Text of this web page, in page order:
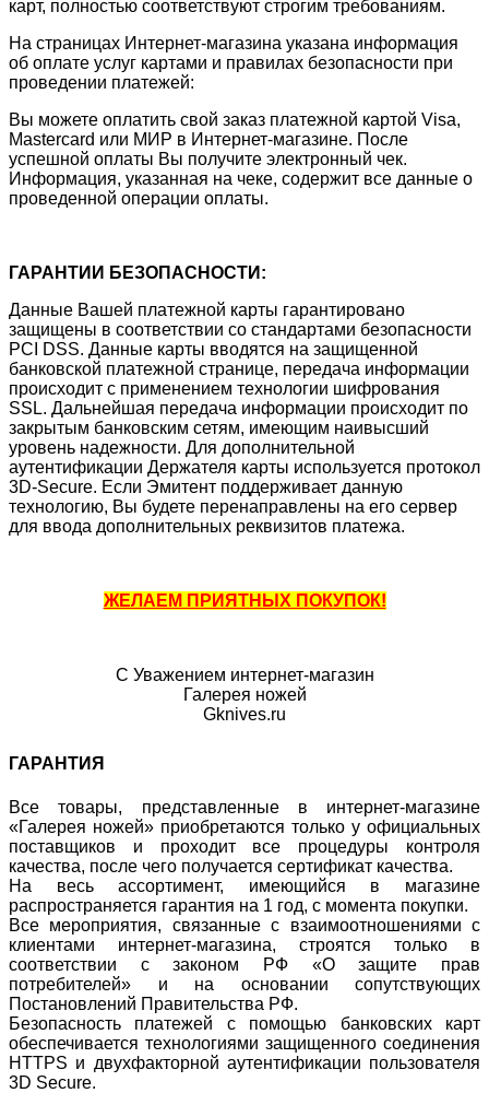
карт, полностью соответствуют строгим требованиям.
На страницах Интернет-магазина указана информация
об оплате услуг картами и правилах безопасности при
проведении платежей:
Вы можете оплатить свой заказ платежной картой Visa,
Mastercard или МИР в Интернет-магазине. После
успешной оплаты Вы получите электронный чек.
Информация, указанная на чеке, содержит все данные о
проведенной операции оплаты.
ГАРАНТИИ БЕЗОПАСНОСТИ:
Данные Вашей платежной карты гарантировано
защищены в соответствии со стандартами безопасности
PCI DSS. Данные карты вводятся на защищенной
банковской платежной странице, передача информации
происходит с применением технологии шифрования
SSL. Дальнейшая передача информации происходит по
закрытым банковским сетям, имеющим наивысший
уровень надежности. Для дополнительной
аутентификации Держателя карты используется протокол
3D-Secure. Если Эмитент поддерживает данную
технологию, Вы будете перенаправлены на его сервер
для ввода дополнительных реквизитов платежа.
ЖЕЛАЕМ ПРИЯТНЫХ ПОКУПОК!
С Уважением интернет-магазин
Галерея ножей
Gknives.ru
ГАРАНТИЯ
Все товары, представленные в интернет-магазине
«Галерея ножей» приобретаются только у официальных
поставщиков и проходит все процедуры контроля
качества, после чего получается сертификат качества.
На весь ассортимент, имеющийся в магазине
распространяется гарантия на 1 год, с момента покупки.
Все мероприятия, связанные с взаимоотношениями с
клиентами интернет-магазина, строятся только в
соответствии с законом РФ «О защите прав
потребителей» и на основании сопутствующих
Постановлений Правительства РФ.
Безопасность платежей с помощью банковских карт
обеспечивается технологиями защищенного соединения
HTTPS и двухфакторной аутентификации пользователя
3D Secure.